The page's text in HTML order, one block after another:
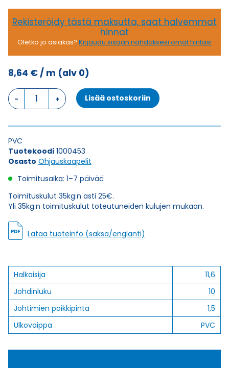
Rekisteröidy tästä maksutta, saat halvemmat
hinnat
Oletko jo asiakas? Kirjaudu sisään nähdäksesi omat hintasi
8,64 €/ m (alv 0)
Ohjauskaapeli
ÖPVC-
10G1,5
Lisää ostoskoriin
PVC
Tuotekoodi 1000453
Osasto Ohjauskaapelit
Toimitusaika: 1–7 päivää
Toimituskulut 35kg:n asti 25€.
Yli 35kg:n toimituskulut toteutuneiden kulujen mukaan.
Lataa tuoteinfo (saksa/englanti)
Halkaisija
11,6
Johdinluku
10
Johtimien poikkipinta
1,5
Ulkovaippa
PVC